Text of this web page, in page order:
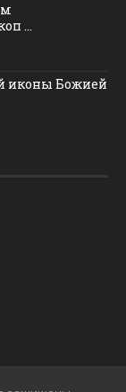
...
иконы Божией